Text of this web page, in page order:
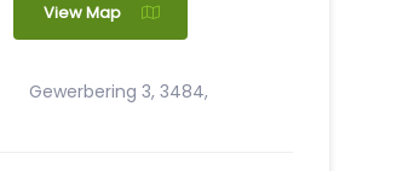
View Map
Gewerbering 3, 3484,